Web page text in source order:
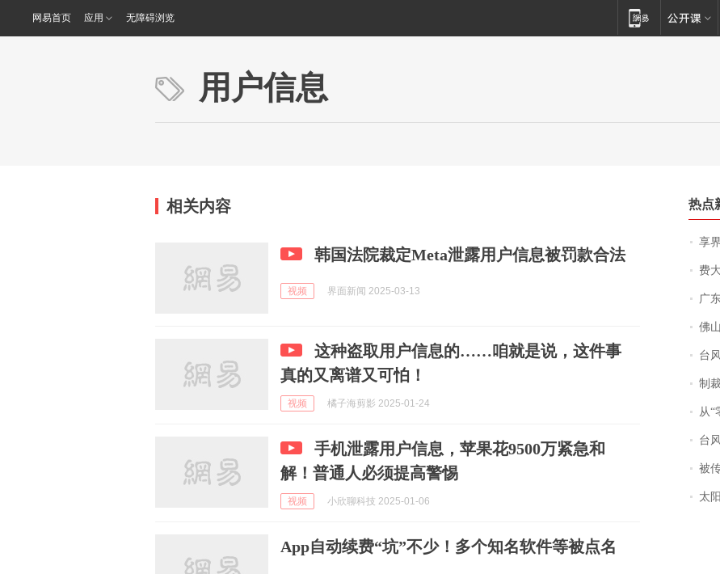
网易首页 应用 无障碍浏览
用户信息
相关内容
韩国法院裁定Meta泄露用户信息被罚款合法
视频 界面新闻 2025-03-13
这种盗取用户信息的……咱就是说，这件事
真的又离谱又可怕！
视频 橘子海剪影 2025-01-24
手机泄露用户信息，苹果花9500万紧急和
解！普通人必须提高警惕
视频 小欣聊科技 2025-01-06
App自动续费“坑”不少！多个知名软件等被点名
热点
享
费大
广东雷
佛山一
台风
制
从“零
台风
被传交付严
太